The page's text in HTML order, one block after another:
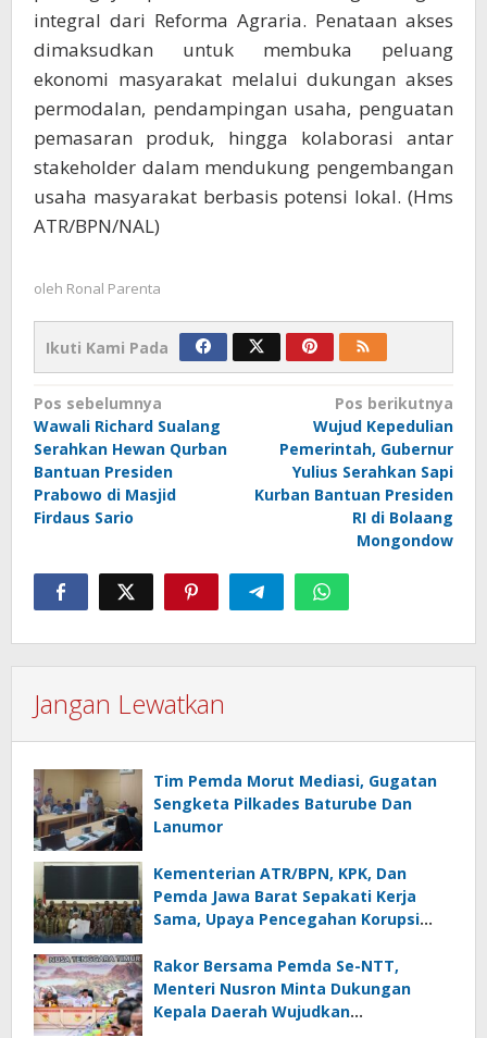
integral dari Reforma Agraria. Penataan akses
dimaksudkan untuk membuka peluang
ekonomi masyarakat melalui dukungan akses
permodalan, pendampingan usaha, penguatan
pemasaran produk, hingga kolaborasi antar
stakeholder dalam mendukung pengembangan
usaha masyarakat berbasis potensi lokal. (Hms
ATR/BPN/NAL)
oleh Ronal Parenta
Ikuti Kami Pada
Navigasi
pos
Pos sebelumnya
Wawali Richard Sualang
Serahkan Hewan Qurban
Bantuan Presiden
Prabowo di Masjid
Firdaus Sario
Pos berikutnya
Wujud Kepedulian
Pemerintah, Gubernur
Yulius Serahkan Sapi
Kurban Bantuan Presiden
RI di Bolaang
Mongondow
Jangan Lewatkan
Tim Pemda Morut Mediasi, Gugatan
Sengketa Pilkades Baturube Dan
Lanumor
Kementerian ATR/BPN, KPK, Dan
Pemda Jawa Barat Sepakati Kerja
Sama, Upaya Pencegahan Korupsi
Rakor Bersama Pemda Se-NTT,
Menteri Nusron Minta Dukungan
Kepala Daerah Wujudkan